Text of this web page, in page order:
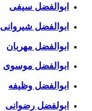
ابوالفضل سیفی
ابوالفضل شیروانی
ابوالفضل مهربان
ابوالفضل موسوی
ابوالفضل وظیفه
ابولفضل رضوانی